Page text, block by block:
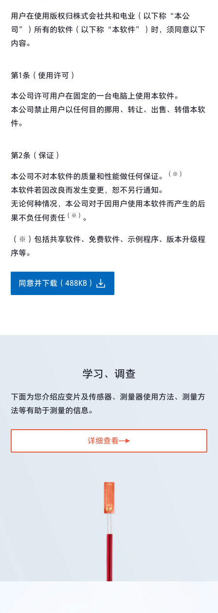
用户在使用版权归株式会社共和电业（以下称“本公
司”）所有的软件（以下称“本软件”）时，须同意以下
内容。
第1条（使用许可）
本公司许可用户在固定的一台电脑上使用本软件。
本公司禁止用户以任何目的挪用、转让、出售、转借本软
件。
第2条（保证）
本公司不对本软件的质量和性能做任何保证。 （※）
本软件若因改良而发生变更，恕不另行通知。
无论何种情况，本公司对于因用户使用本软件而产生的后
果不负任何责任 （※） 。
（※）包括共享软件、免费软件、示例程序、版本升级程
序等。
同意并下载（488KB）
学习、调查
下面为您介绍应变片及传感器、测量器使用方法、测量方
法等有助于测量的信息。
详细查看